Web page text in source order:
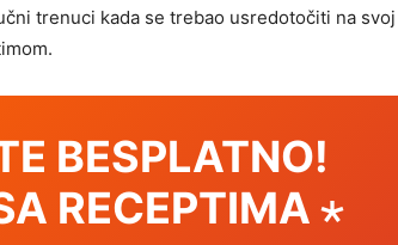
trenuci kada se trebao usredotočiti na
BESPLATNO!
RECEPTIMA ⋆